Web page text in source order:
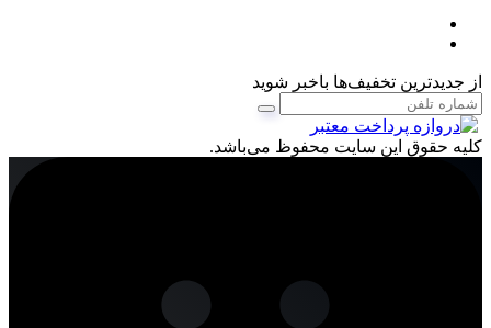
از جدیدترین تخفیف‌ها باخبر شوید
کليه حقوق اين سايت محفوظ می‌باشد.